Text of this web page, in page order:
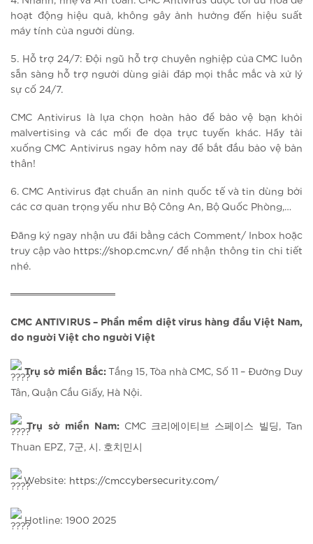
hoạt động hiệu quả, không gây ảnh hưởng đến hiệu suất
máy tính của người dùng.
5. Hỗ trợ 24/7: Đội ngũ hỗ trợ chuyên nghiệp của CMC luôn
sẵn sàng hỗ trợ người dùng giải đáp mọi thắc mắc và xử lý
sự cố 24/7.
CMC Antivirus là lựa chọn hoàn hảo để bảo vệ bạn khỏi
malvertising và các mối đe dọa trực tuyến khác. Hãy tải
xuống CMC Antivirus ngay hôm nay để bắt đầu bảo vệ bản
thân!
6. CMC Antivirus đạt chuẩn an ninh quốc tế và tin dùng bởi
các cơ quan trọng yếu như Bộ Công An, Bộ Quốc Phòng,…
Đăng ký ngay nhận ưu đãi bằng cách Comment/ Inbox hoặc
truy cập vào https://shop.cmc.vn/ để nhận thông tin chi tiết
nhé.
═══════════════
CMC ANTIVIRUS – Phần mềm diệt virus hàng đầu Việt Nam,
do người Việt cho người Việt
Trụ sở miền Bắc: Tầng 15, Tòa nhà CMC, Số 11 – Đường Duy
Tân, Quận Cầu Giấy, Hà Nội.
Trụ sở miền Nam: CMC 크리에이티브 스페이스 빌딩, Tan
Thuan EPZ, 7군, 시. 호치민시
Website: https://cmccybersecurity.com/
Hotline: 1900 2025